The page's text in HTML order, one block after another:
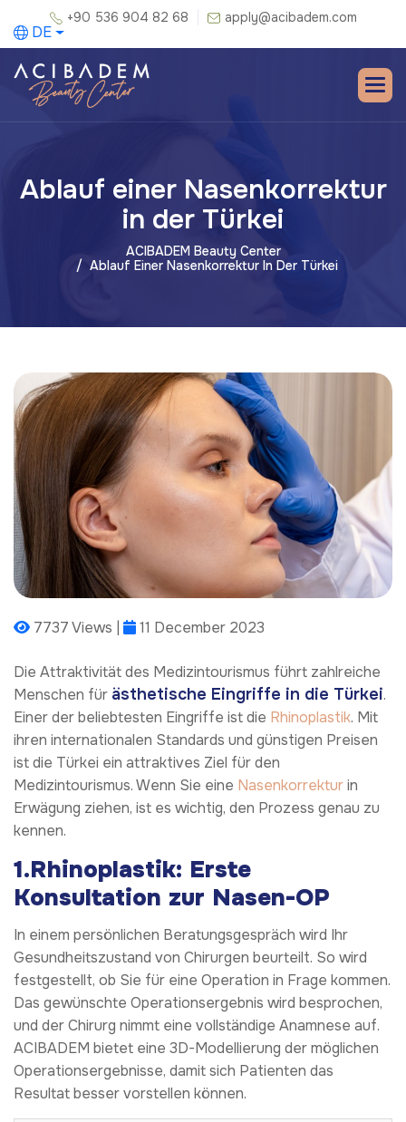
+90 536 904 82 68 apply@acibadem.com
DE
Ablauf einer Nasenkorrektur
in der Türkei
ACIBADEM Beauty Center
Ablauf Einer Nasenkorrektur In Der Türkei
7737 Views | 11 December 2023
Die Attraktivität des Medizintourismus führt zahlreiche
Menschen für ästhetische Eingriffe in die Türkei.
Einer der beliebtesten Eingriffe ist die Rhinoplastik. Mit
ihren internationalen Standards und günstigen Preisen
ist die Türkei ein attraktives Ziel für den
Medizintourismus. Wenn Sie eine Nasenkorrekturin
Erwägung ziehen, ist es wichtig, den Prozess genau zu
kennen.
1.Rhinoplastik: Erste
Konsultation zur Nasen-OP
In einem persönlichen Beratungsgespräch wird Ihr
Gesundheitszustand von Chirurgen beurteilt. So wird
festgestellt, ob Sie für eine Operation in Frage kommen.
Das gewünschte Operationsergebnis wird besprochen,
und der Chirurg nimmt eine vollständige Anamnese auf.
ACIBADEM bietet eine 3D-Modellierung der möglichen
Operationsergebnisse, damit sich Patienten das
Resultat besser vorstellen können.